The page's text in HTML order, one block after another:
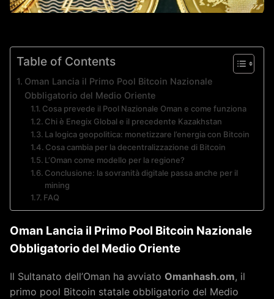
Table of Contents
Oman Lancia il Primo Pool Bitcoin Nazionale
Obbligatorio del Medio Oriente
Cosa prevede il Pool Nazionale Oman e come funziona
Chi è Enegix Global e il precedente Kazakhstan
La logica geopolitica: monetizzare l’energia con Bitcoin
Cosa cambia per la decentralizzazione di Bitcoin
L’Oman come modello per la regione?
Conclusione: la sovranità digitale passa anche per il
mining
FAQ
Oman Lancia il Primo Pool Bitcoin Nazionale
Obbligatorio del Medio Oriente
Il Sultanato dell’Oman ha avviato Omanhash.om, il
primo pool Bitcoin statale obbligatorio del Medio